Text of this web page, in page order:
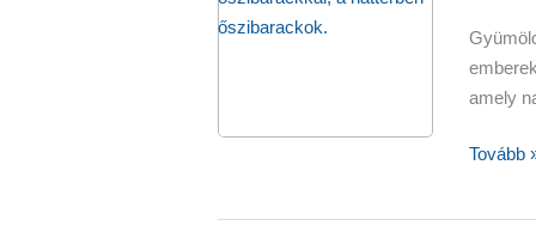
amely
A
Tovább